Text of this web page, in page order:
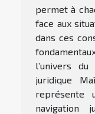
permet à
face aux
dans ces
l’univers
juridique
représente
navigation